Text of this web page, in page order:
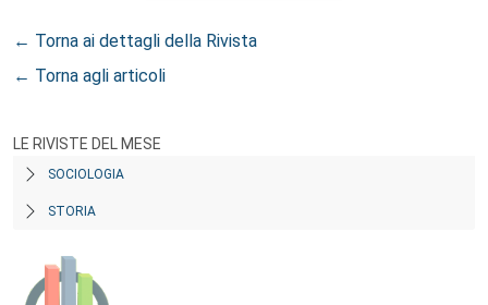
← Torna ai dettagli della Rivista
← Torna agli articoli
LE RIVISTE DEL MESE
SOCIOLOGIA
STORIA